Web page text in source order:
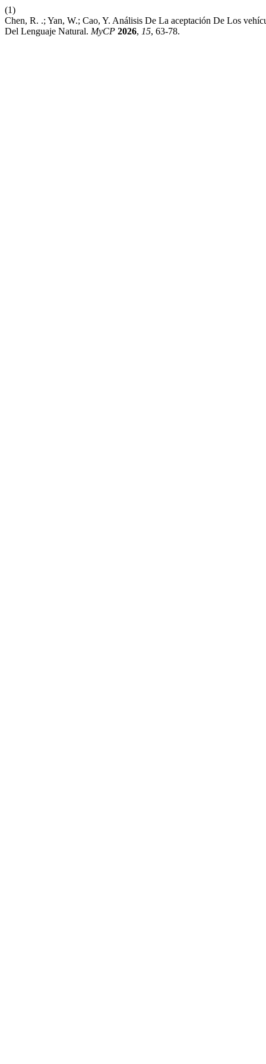
(1)
Chen, R. .; Yan, W.; Cao, Y. Análisis De La aceptación De Los
Del Lenguaje Natural. MyCP 2026, 15, 63-78.